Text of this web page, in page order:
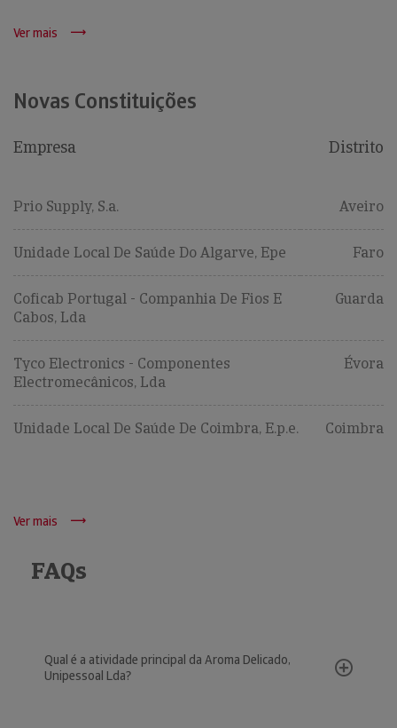
Ver mais
Novas Constituições
Empresa Distrito
Prio Supply, S.a. Aveiro
Unidade Local De Saúde Do Algarve, Epe Faro
Coficab Portugal - Companhia De Fios E
Cabos, Lda
Guarda
Tyco Electronics - Componentes
Electromecânicos, Lda
Évora
Unidade Local De Saúde De Coimbra, E.p.e. Coimbra
Ver mais
FAQs
Qual é a atividade principal da Aroma Delicado,
Unipessoal Lda?